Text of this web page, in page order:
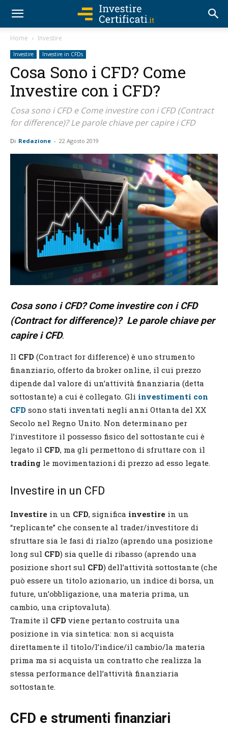
Home Investire
Investire Investire in CFDs
Cosa Sono i CFD? Come
Investire con i CFD?
Cosa sono i CFD e Come investire con i CFD (Contract
for difference)? Le parole chiave per capire i CFD
Di Redazione - 22 Agosto 2019
Cosa sono i CFD? Come investire con i CFD
(Contract for difference)? Le parole chiave per
capire i CFD.
Il CFD (Contract for difference) è uno strumento
finanziario, offerto da broker online, il cui prezzo
dipende dal valore di un’attività finanziaria (detta
sottostante) a cui è collegato. Gli investimenti con
CFD sono stati inventati negli anni Ottanta del XX
Secolo nel Regno Unito. Non determinano per
l’investitore il possesso fisico del sottostante cui è
legato il CFD, ma gli permettono di sfruttare con il
trading le movimentazioni di prezzo ad esso legate.
Investire in un CFD
Investire in un CFD, significa investire in un
“replicante” che consente al trader/investitore di
sfruttare sia le fasi di rialzo (aprendo una posizione
long sul CFD) sia quelle di ribasso (aprendo una
posizione short sul CFD) dell’attività sottostante (che
può essere un titolo azionario, un indice di borsa, un
future, un’obbligazione, una materia prima, un
cambio, una criptovaluta).
Tramite il CFD viene pertanto costruita una
posizione in via sintetica: non si acquista
direttamente il titolo/l’indice/il cambio/la materia
prima ma si acquista un contratto che realizza la
stessa performance dell’attività finanziaria
sottostante.
CFD e strumenti finanziari